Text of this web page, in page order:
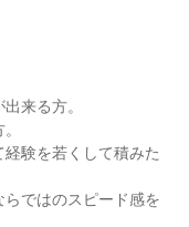
来る方。
経験を若くして積みた
らではのスピード感を